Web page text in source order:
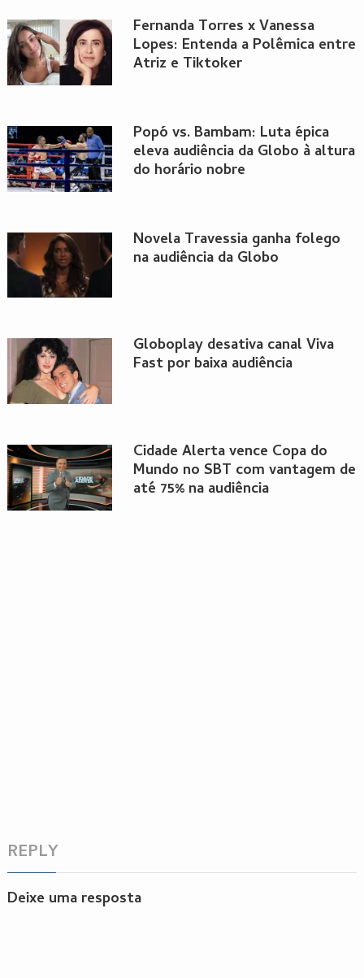
Fernanda Torres x Vanessa
Lopes: Entenda a Polêmica entre
Atriz e Tiktoker
Popó vs. Bambam: Luta épica
eleva audiência da Globo à altura
do horário nobre
Novela Travessia ganha folego
na audiência da Globo
Globoplay desativa canal Viva
Fast por baixa audiência
Cidade Alerta vence Copa do
Mundo no SBT com vantagem de
até 75% na audiência
REPLY
Deixe uma resposta